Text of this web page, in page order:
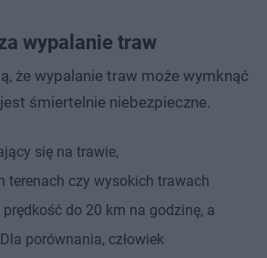
wypalanie traw
że wypalanie traw może wymknąć
śmiertelnie niebezpieczne.
się na trawie,
terenach czy wysokich trawach
do 20 km na godzinę, a
porównania, człowiek